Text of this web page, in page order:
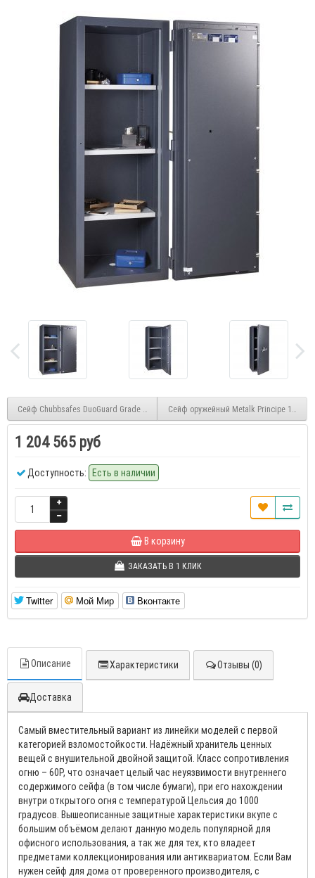
Сейф Chubbsafes DuoGuard Grade 1 Size 300 ЕСейф оружейный Metalk Principe
1 204 565 руб
Доступность: Есть в наличии
В корзину
ЗАКАЗАТЬ В 1 КЛИК
Twitter Мой Мир Вконтакте
Описание Характеристики Отзывы (0)
Доставка
Самый вместительный вариант из линейки моделей с первой
категорией взломостойкости. Надёжный хранитель ценных
вещей с внушительной двойной защитой. Класс сопротивления
огню – 60P, что означает целый час неуязвимости внутреннего
содержимого сейфа (в том числе бумаги), при его нахождении
внутри открытого огня с температурой Цельсия до 1000
градусов. Вышеописанные защитные характеристики вкупе с
большим объёмом делают данную модель популярной для
офисного использования, а так же для тех, кто владеет
предметами коллекционирования или антиквариатом. Если Вам
нужен сейф для дома от проверенного производителя, с